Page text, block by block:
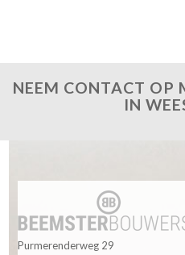
NEEM CONTACT OP
IN
Purmerenderweg 29